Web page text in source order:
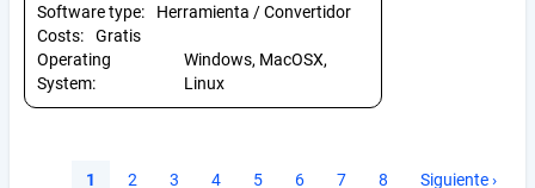
Software type:
Herramienta / Convertidor
Costs:
Gratis
Operating
System:
Windows, MacOSX,
Linux
PaginationCurrent
1 Página
2 Página
3 Página
4 Página
5 Página
6 Página
7 Página
8
Next
Siguiente ›